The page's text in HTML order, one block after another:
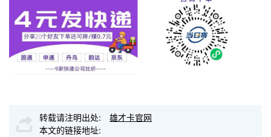
转载请注明出处:
雄才卡官网
本文的链接地址: